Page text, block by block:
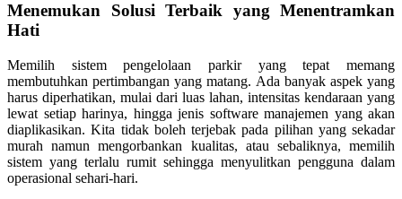
Menemukan Solusi Terbaik yang Menentramkan
Hati
Memilih sistem pengelolaan parkir yang tepat memang
membutuhkan pertimbangan yang matang. Ada banyak aspek yang
harus diperhatikan, mulai dari luas lahan, intensitas kendaraan yang
lewat setiap harinya, hingga jenis software manajemen yang akan
diaplikasikan. Kita tidak boleh terjebak pada pilihan yang sekadar
murah namun mengorbankan kualitas, atau sebaliknya, memilih
sistem yang terlalu rumit sehingga menyulitkan pengguna dalam
operasional sehari-hari.